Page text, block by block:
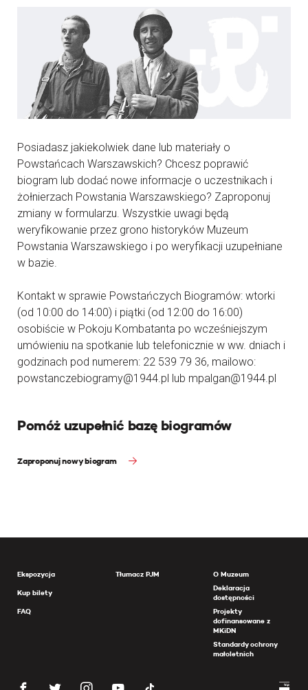
Posiadasz jakiekolwiek dane lub materiały o
Powstańcach Warszawskich? Chcesz poprawić
biogram lub dodać nowe informacje o uczestnikach i
żołnierzach Powstania Warszawskiego? Zaproponuj
zmiany w formularzu. Wszystkie uwagi będą
weryfikowanie przez grono historyków Muzeum
Powstania Warszawskiego i po weryfikacji uzupełniane
w bazie.
Kontakt w sprawie Powstańczych Biogramów: wtorki
(od 10:00 do 14:00) i piątki (od 12:00 do 16:00)
osobiście w Pokoju Kombatanta po wcześniejszym
umówieniu na spotkanie lub telefonicznie w ww. dniach i
godzinach pod numerem: 22 539 79 36, mailowo:
powstanczebiogramy@1944.pl lub mpalgan@1944.pl
Pomóż uzupełnić bazę biogramów
Zaproponuj nowy biogram
Ekspozycja
Kup bilety
FAQ
Tłumacz PJM
O Muzeum
Deklaracja
dostępności
Projekty
dofinansowane z
MKiDN
Standardy ochrony
małoletnich